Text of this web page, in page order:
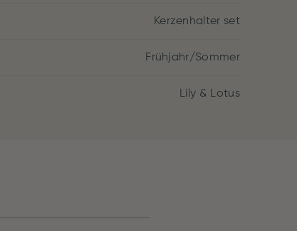
Kerzenhalter set
Frühjahr/Sommer
Lily & Lotus